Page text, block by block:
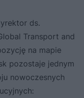
ds.
Transport and
na mapie
pozostaje jednym
nowoczesnych